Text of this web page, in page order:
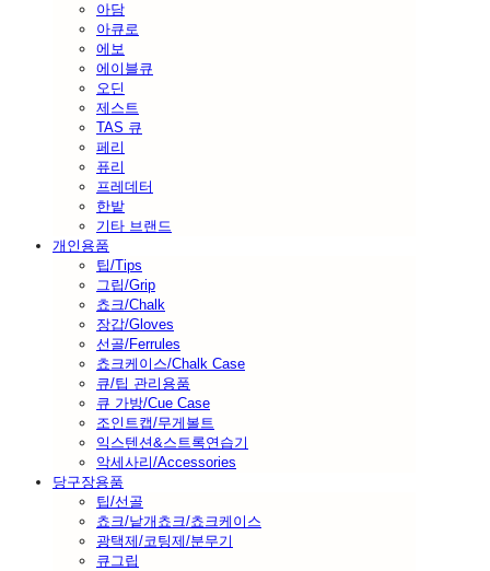
아담
아큐로
에보
에이블큐
오딘
제스트
TAS 큐
페리
퓨리
프레데터
한밭
기타 브랜드
개인용품
팁/Tips
그립/Grip
쵸크/Chalk
장갑/Gloves
선골/Ferrules
쵸크케이스/Chalk Case
큐/팁 관리용품
큐 가방/Cue Case
조인트캡/무게볼트
익스텐션&스트록연습기
악세사리/Accessories
당구장용품
팁/선골
쵸크/낱개쵸크/쵸크케이스
광택제/코팅제/분무기
큐그립